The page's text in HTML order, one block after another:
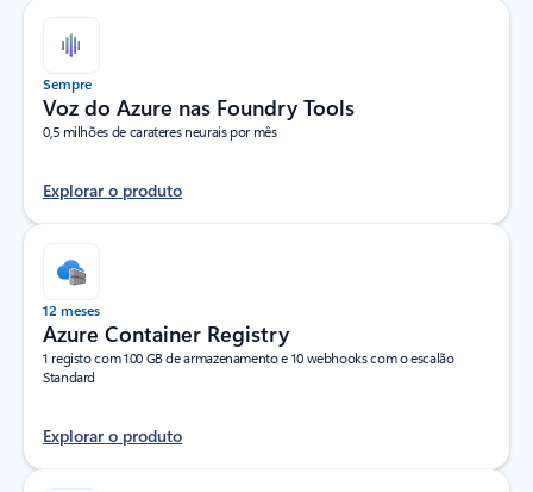
Sempre
Voz do Azure nas Foundry Tools
0,5 milhões de carateres neurais por mês
Explorar o produto
12 meses
Azure Container Registry
1 registo com 100 GB de armazenamento e 10 webhooks com o escalão
Standard
Explorar o produto